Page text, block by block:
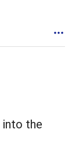
into the